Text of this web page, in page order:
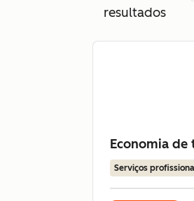
resultados
Economia de
Serviços